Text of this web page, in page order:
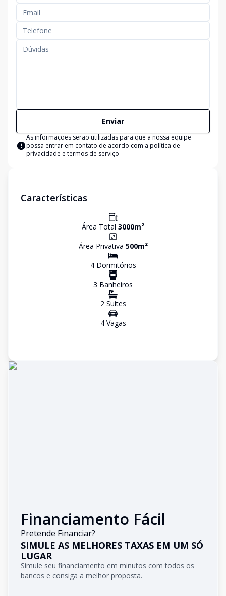
Enviar
As informações serão utilizadas para que a nossa equipe
possa entrar em contato de acordo com a política de
privacidade e termos de serviço
Características
Área Total 3000m²
Área Privativa 500m²
4Dormitórios
3 Banheiros
2Suítes
4Vagas
Financiamento Fácil
Pretende Financiar?
SIMULE AS MELHORES TAXAS EM UM SÓ
LUGAR
Simule seu financiamento em minutos com todos os
bancos e consiga a melhor proposta.